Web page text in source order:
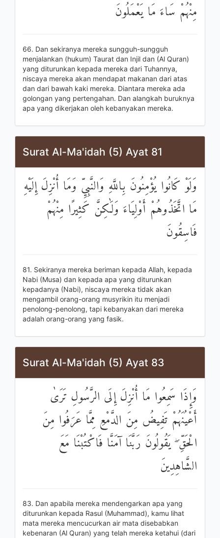
مِنْهُمْ سَاءَ مَا يَعْمَلُونَ
66. Dan sekiranya mereka sungguh-sungguh
menjalankan (hukum) Taurat dan Injil dan (Al Quran)
yang diturunkan kepada mereka dari Tuhannya,
niscaya mereka akan mendapat makanan dari atas
dan dari bawah kaki mereka. Diantara mereka ada
golongan yang pertengahan. Dan alangkah buruknya
apa yang dikerjakan oleh kebanyakan mereka.
Surat Al-Ma'idah (5) Ayat 81
وَلَوْ كَانُوا يُؤْمِنُونَ بِاللَّهِ وَالنَّبِيِّ وَمَا أُنْزِلَ إِلَيْهِ
مَا اتَّخَذُوهُمْ أَوْلِيَاءَ وَلَٰكِنَّ كَثِيرًا مِنْهُمْ
فَاسِقُونَ
81. Sekiranya mereka beriman kepada Allah, kepada
Nabi (Musa) dan kepada apa yang diturunkan
kepadanya (Nabi), niscaya mereka tidak akan
mengambil orang-orang musyrikin itu menjadi
penolong-penolong, tapi kebanyakan dari mereka
adalah orang-orang yang fasik.
Surat Al-Ma'idah (5) Ayat 83
وَإِذَا سَمِعُوا مَا أُنْزِلَ إِلَى الرَّسُولِ تَرَىٰ
أَعْيُنَهُمْ تَفِيضُ مِنَ الدَّمْعِ مِمَّا عَرَفُوا مِنَ
الْحَقِّ ۖ يَقُولُونَ رَبَّنَا آمَنَّا فَاكْتُبْنَا مَعَ
الشَّاهِدِينَ
83. Dan apabila mereka mendengarkan apa yang
diturunkan kepada Rasul (Muhammad), kamu lihat
mata mereka mencucurkan air mata disebabkan
kebenaran (Al Quran) yang telah mereka ketahui (dari